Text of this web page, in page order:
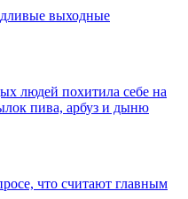
выходные
людей похитила себе на
пива, арбуз и дыню
что считают главным